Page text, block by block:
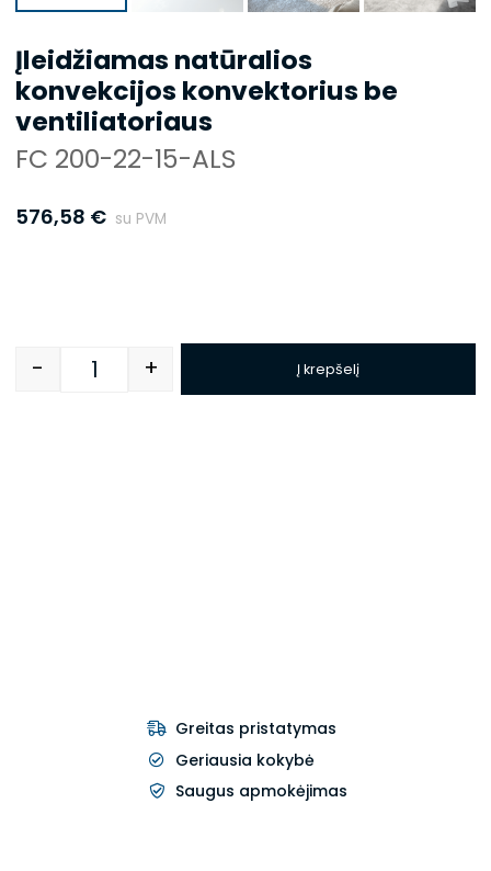
Įleidžiamas natūralios
konvekcijos konvektorius be
ventiliatoriaus
FC 200-22-15-ALS
576,58 € su PVM
Quantity
- + Į krepšelį
Greitas pristatymas
Geriausia kokybė
Saugus apmokėjimas